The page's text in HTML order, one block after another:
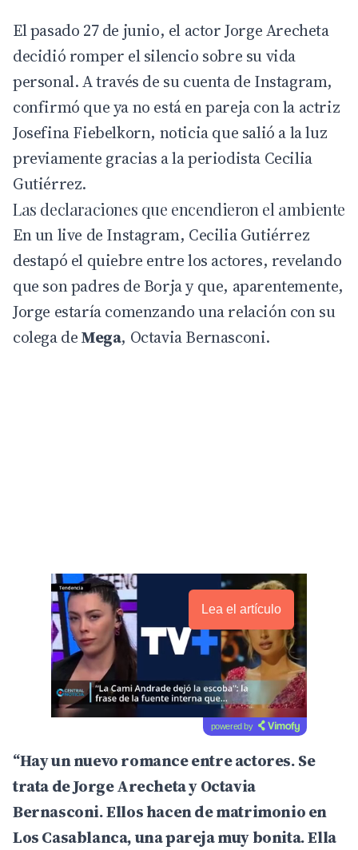
El pasado 27 de junio, el actor Jorge Arecheta
decidió romper el silencio sobre su vida
personal. A través de su cuenta de Instagram,
confirmó que ya no está en pareja con la actriz
Josefina Fiebelkorn, noticia que salió a la luz
previamente gracias a la periodista Cecilia
Gutiérrez.
Las declaraciones que encendieron el ambiente
En un live de Instagram, Cecilia Gutiérrez
destapó el quiebre entre los actores, revelando
que son padres de Borja y que, aparentemente,
Jorge estaría comenzando una relación con su
colega deMega, Octavia Bernasconi.
Lea el artículo
powered by
“Hay un nuevo romance entre actores. Se
trata de Jorge Arecheta y Octavia
Bernasconi. Ellos hacen de matrimonio en
Los Casablanca, una pareja muy bonita. Ella